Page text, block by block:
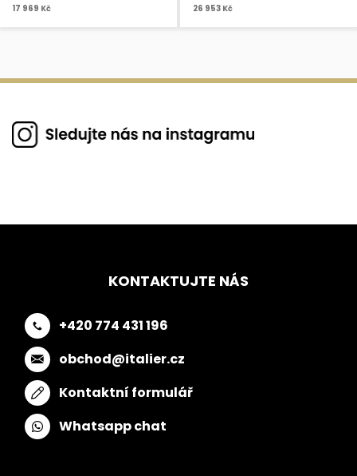
17 969 Kč
26 953 Kč
KONTAKTUJTE NÁS
+420 774 431 196
obchod@italier.cz
Kontaktní formulář
Whatsapp chat